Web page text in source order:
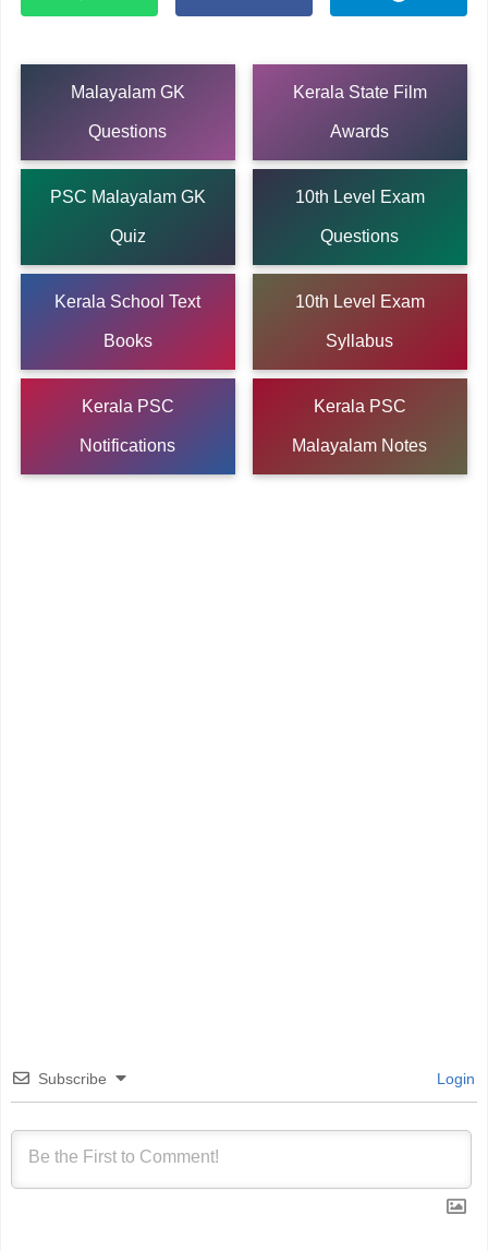
Malayalam GK
Questions
Kerala State Film
Awards
PSC Malayalam GK
Quiz
10th Level Exam
Questions
Kerala School Text
Books
10th Level Exam
Syllabus
Kerala PSC
Notifications
Kerala PSC
Malayalam Notes
Subscribe Login